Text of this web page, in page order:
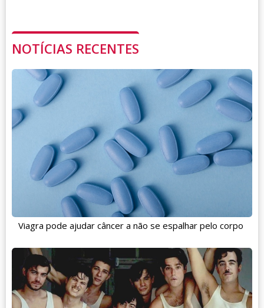
NOTÍCIAS RECENTES
Viagra pode ajudar câncer a não se espalhar pelo corpo